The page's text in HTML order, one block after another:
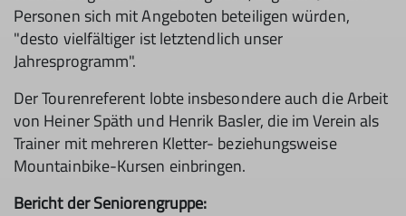
Personen sich mit Angeboten beteiligen würden,
"desto vielfältiger ist letztendlich unser
Jahresprogramm".
Der Tourenreferent lobte insbesondere auch die Arbeit
von Heiner Späth und Henrik Basler, die im Verein als
Trainer mit mehreren Kletter- beziehungsweise
Mountainbike-Kursen einbringen.
Bericht der Seniorengruppe: